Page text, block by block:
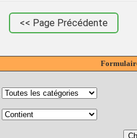
<< Page Précédente